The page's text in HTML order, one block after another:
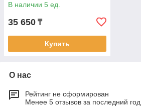
В наличии 5 ед.
35 650 ₸
Купить
О нас
Рейтинг не сформирован
Менее 5 отзывов за последний год